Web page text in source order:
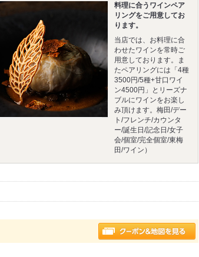
料理に合うワインペア
リングをご用意してお
ります。
当店では、お料理に合
わせたワインを常時ご
用意しております。ま
たペアリングには「4種
3500円/5種+甘口ワイ
ン4500円」とリーズナ
ブルにワインをお楽し
み頂けます。梅田/デー
ト/フレンチ/カウンタ
ー/誕生日/記念日/女子
会/個室/完全個室/東梅
田/ワイン）